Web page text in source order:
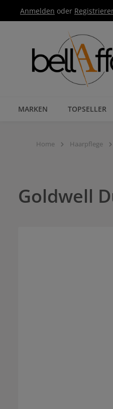
Hauptnavigation springen
Anmelden oder
MARKEN TOPSELLER
Home Haarpflege
Goldwell